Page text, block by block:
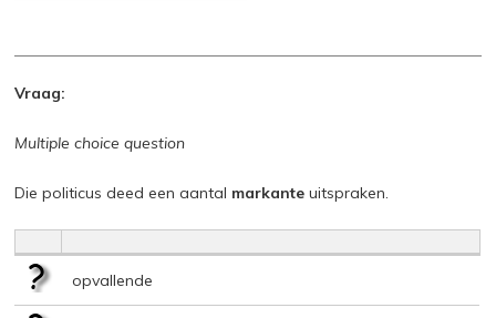
Vraag:
Multiple choice question
Die politicus deed een aantal markante uitspraken.
opvallende